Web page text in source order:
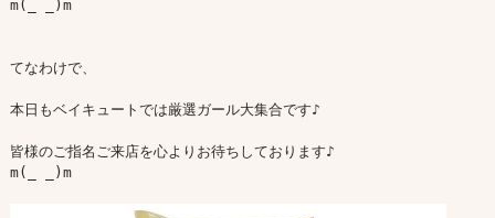
m(_ _)m
てなわけで、
本日もベイキュートでは厳選ガール大集合です♪
皆様のご指名ご来店を心よりお待ちしております♪
m(_ _)m